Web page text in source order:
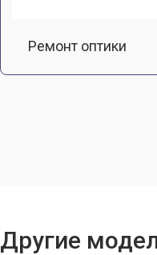
Ремонт оптики
Другие